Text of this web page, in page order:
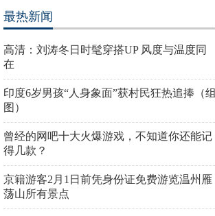
最热新闻
高清：刘涛冬日时髦穿搭UP 风度与温度同
在
印度6岁男孩“人身象面”获村民狂热追捧（组
图）
曾经的网吧十大火爆游戏，不知道你还能记
得几款？
京籍游客2月1日前凭身份证免费游览温州雁
荡山所有景点